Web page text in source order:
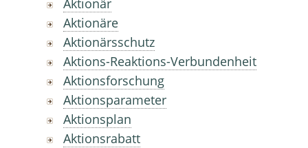
Aktionär
Aktionäre
Aktionärsschutz
Aktions-Reaktions-Verbundenheit
Aktionsforschung
Aktionsparameter
Aktionsplan
Aktionsrabatt